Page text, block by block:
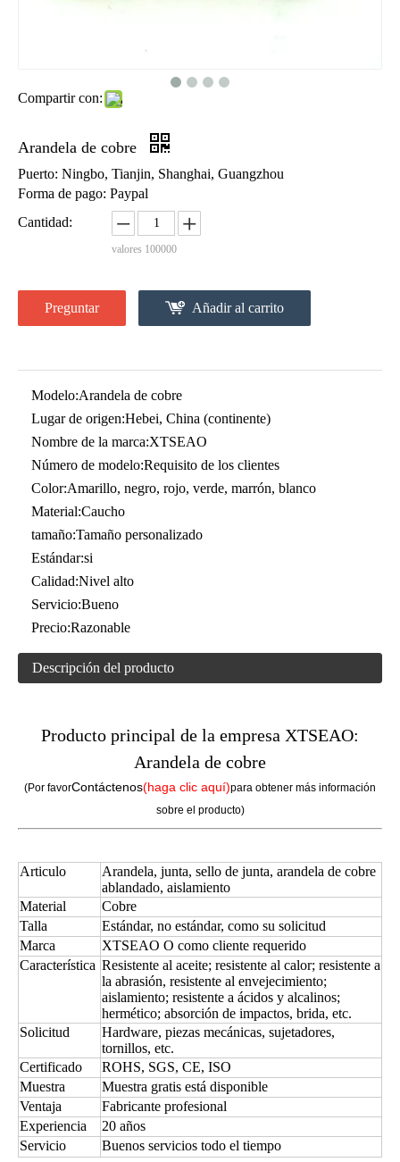
Compartir con:
Arandela de cobre
Puerto: Ningbo, Tianjin, Shanghai, Guangzhou
Forma de pago: Paypal
Cantidad:
valores 100000
Preguntar Añadir al carrito
Modelo:Arandela de cobre
Lugar de origen:Hebei, China (continente)
Nombre de la marca:XTSEAO
Número de modelo:Requisito de los clientes
Color:Amarillo, negro, rojo, verde, marrón, blanco
Material:Caucho
tamaño:Tamaño personalizado
Estándar:si
Calidad:Nivel alto
Servicio:Bueno
Precio:Razonable
Descripción del producto
Producto principal de la empresa XTSEAO:
Arandela de cobre
(Por favorContáctenos(haga clic aquí)para obtener más información
sobre el producto)
Articulo
Arandela, junta, sello de junta, arandela de cobre
ablandado, aislamiento
Material
Cobre
Talla
Estándar, no estándar, como su solicitud
Marca
XTSEAO O como cliente requerido
Característica Resistente al aceite; resistente al calor; resistente a
la abrasión, resistente al envejecimiento;
aislamiento; resistente a ácidos y alcalinos;
hermético; absorción de impactos, brida, etc.
Solicitud
Hardware, piezas mecánicas, sujetadores,
tornillos, etc.
Certificado
ROHS, SGS, CE, ISO
Muestra
Muestra gratis está disponible
Ventaja
Fabricante profesional
Experiencia
20 años
Servicio
Buenos servicios todo el tiempo